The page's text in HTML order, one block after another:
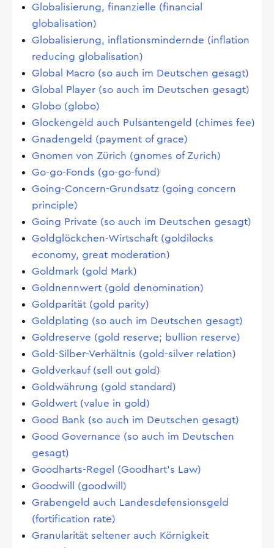
Globalisierung, finanzielle (financial
globalisation)
Globalisierung, inflationsmindernde (inflation
reducing globalisation)
Global Macro (so auch im Deutschen gesagt)
Global Player (so auch im Deutschen gesagt)
Globo (globo)
Glockengeld auch Pulsantengeld (chimes fee)
Gnadengeld (payment of grace)
Gnomen von Zürich (gnomes of Zurich)
Go-go-Fonds (go-go-fund)
Going-Concern-Grundsatz (going concern
principle)
Going Private (so auch im Deutschen gesagt)
Goldglöckchen-Wirtschaft (goldilocks
economy, great moderation)
Goldmark (gold Mark)
Goldnennwert (gold denomination)
Goldparität (gold parity)
Goldplating (so auch im Deutschen gesagt)
Goldreserve (gold reserve; bullion reserve)
Gold-Silber-Verhältnis (gold-silver relation)
Goldverkauf (sell out gold)
Goldwährung (gold standard)
Goldwert (value in gold)
Good Bank (so auch im Deutschen gesagt)
Good Governance (so auch im Deutschen
gesagt)
Goodharts-Regel (Goodhart's Law)
Goodwill (goodwill)
Grabengeld auch Landesdefensionsgeld
(fortification rate)
Granularität seltener auch Körnigkeit